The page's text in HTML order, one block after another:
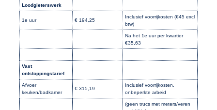
Loodgieterswerk
1e uur € 194,25
Inclusief voorrijkosten (€45 excl
btw)
Na het 1e uur per kwartier
€35,63
Vast
ontstoppingstarief
Afvoer
keuken/badkamer
€ 315,19
Inclusief voorrijkosten,
onbeperkte arbeid
(geen trucs met meters/veren